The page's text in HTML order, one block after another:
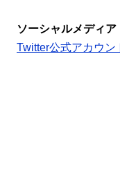
ソーシャルメディア
Twitter公式アカウン